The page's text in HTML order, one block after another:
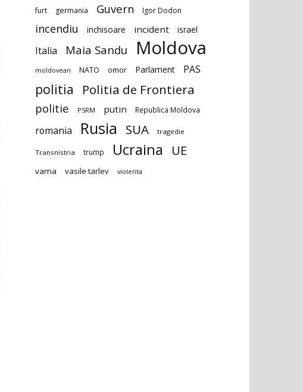
furt germania Guvern Igor Dodon
incendiu inchisoare incident israel
Italia Maia Sandu Moldova
moldovean NATO omor Parlament PAS
politia Politia de Frontiera
politie PSRM putin Republica Moldova
romania Rusia SUA tragedie
Transnistria trump Ucraina UE
vama vasile tarlev violenta